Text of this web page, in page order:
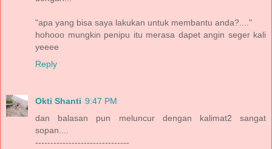
"apa yang bisa saya lakukan untuk membantu anda?...."
hohooo mungkin penipu itu merasa dapet angin seger kali
yeeee
Reply
Okti Shanti 9:47 PM
dan balasan pun meluncur dengan kalimat2 sangat
sopan....
-------------------------------